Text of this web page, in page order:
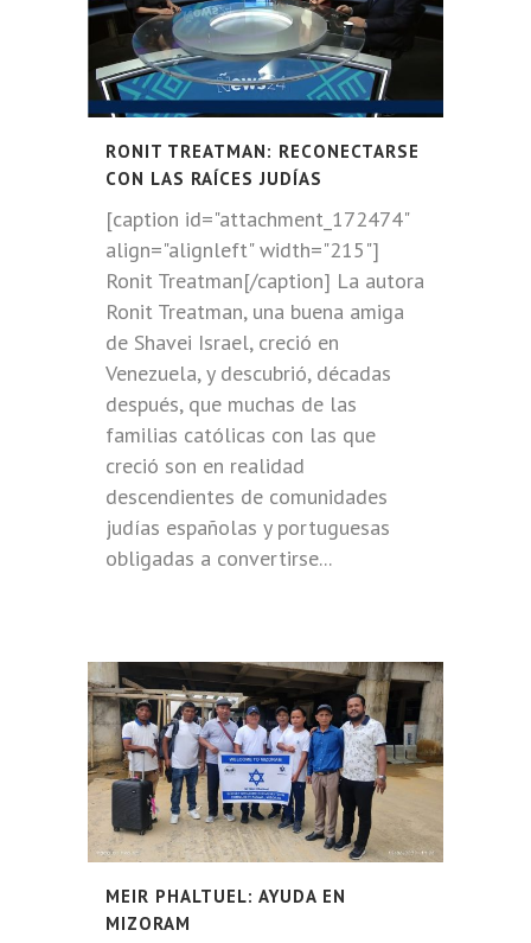
RONIT TREATMAN: RECONECTARSE
CON LAS RAÍCES JUDÍAS
[caption id="attachment_172474"
align="alignleft" width="215"]
Ronit Treatman[/caption] La autora
Ronit Treatman, una buena amiga
de Shavei Israel, creció en
Venezuela, y descubrió, décadas
después, que muchas de las
familias católicas con las que
creció son en realidad
descendientes de comunidades
judías españolas y portuguesas
obligadas a convertirse...
MEIR PHALTUEL: AYUDA EN
MIZORAM